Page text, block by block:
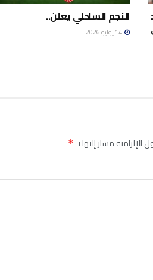
النجم الساحلي يعلن..
الإلزامية مشار إليها بـ*